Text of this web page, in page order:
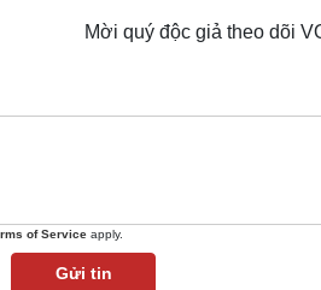
Mời quý độc giả theo dõi
of Service apply.
Gửi tin